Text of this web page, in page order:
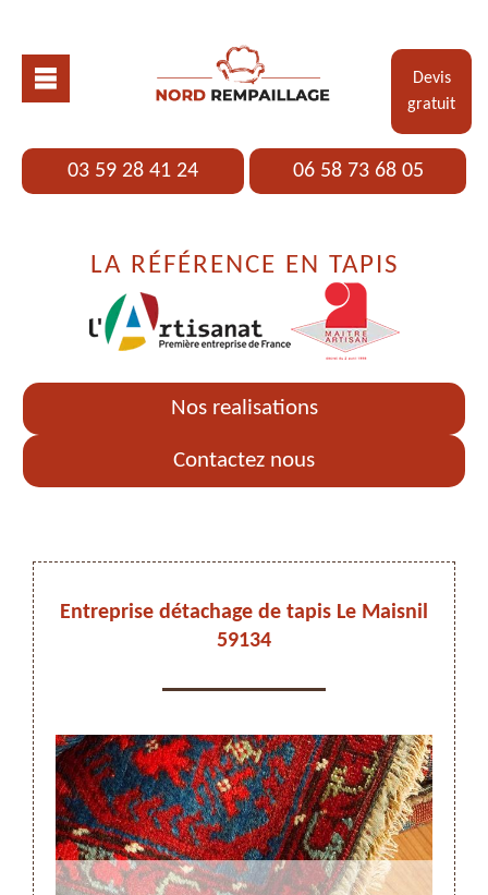
Devis
gratuit
03 59 28 41 24 06 58 73 68 05
LA RÉFÉRENCE EN TAPIS
Nos realisations
Contactez nous
Entreprise détachage de tapis Le Maisnil
59134